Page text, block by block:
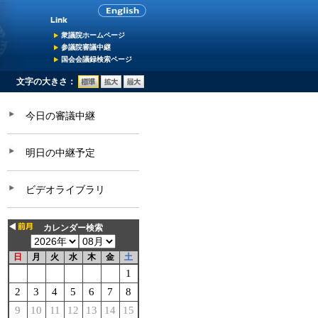
衆議院ホームページ
参議院審議中継
国会会議録検索ページ
文字の大きさ：
今日の審議中継
明日の中継予定
ビデオライブラリ
カレンダー検索
日 月 火 水 木 金 土
1
2
3 4 5 6 7
8
9
10 11 12 13 14
15